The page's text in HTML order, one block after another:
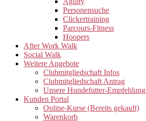
Personensuche
Clickertraining
Parcours-Fitness
Hoopers
After Work Walk
Social Walk
Weitere Angebote
Clubmitgliedschaft Infos
Clubmitgliedschaft Antrag
Unsere Hundefutter-Empfehlung
Kunden Portal
Online-Kurse (Bereits gekauft)
Warenkorb